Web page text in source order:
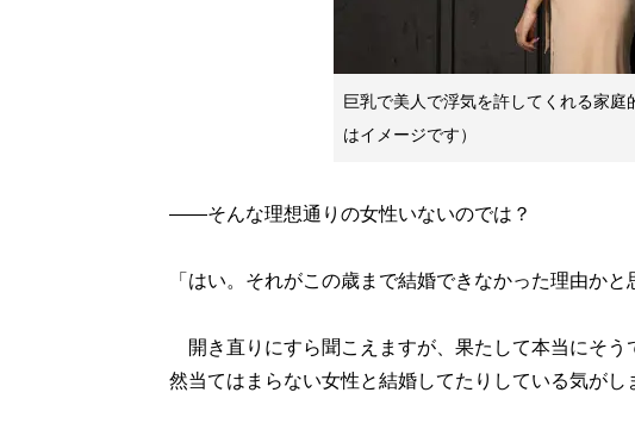
巨乳で美人で浮気を許してくれる家
はイメージです）
――そんな理想通りの女性いないのでは？
「はい。それがこの歳まで結婚できなかった理由かと
開き直りにすら聞こえますが、果たして本当にそう
然当てはまらない女性と結婚してたりしている気がし